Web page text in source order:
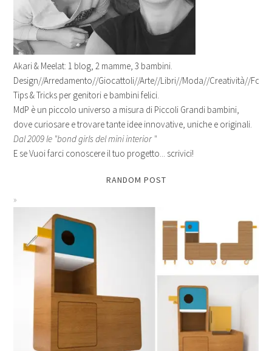
Akari & Meelat: 1 blog, 2 mamme, 3 bambini.
Design//Arredamento//Giocattoli//Arte//Libri//Moda//Creatività//
Tips & Tricks per genitori e bambini felici.
MdP è un piccolo universo a misura di Piccoli Grandi bambini,
dove curiosare e trovare tante idee innovative, uniche e originali.
Dal 2009 le "bond girls del mini interior "
E se Vuoi farci conoscere il tuo progetto... scrivici!
RANDOM POST